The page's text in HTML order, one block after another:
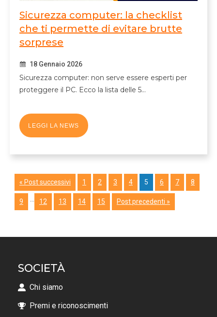
Sicurezza computer: la checklist
che ti permette di evitare brutte
sorprese
18 Gennaio 2026
Sicurezza computer: non serve essere esperti per
proteggere il PC. Ecco la lista delle 5…
LEGGI LA NEWS
« Post successivi 1 2 3 4 5 6 7 8
9 … 12 13 14 15 Post precedenti »
SOCIETÀ
Chi siamo
Premi e riconoscimenti